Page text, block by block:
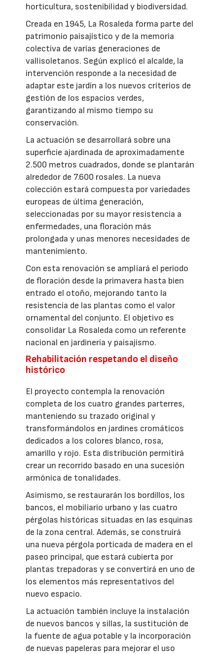
horticultura, sostenibilidad y biodiversidad.
Creada en 1945, La Rosaleda forma parte del
patrimonio paisajístico y de la memoria
colectiva de varias generaciones de
vallisoletanos. Según explicó el alcalde, la
intervención responde a la necesidad de
adaptar este jardín a los nuevos criterios de
gestión de los espacios verdes,
garantizando al mismo tiempo su
conservación.
La actuación se desarrollará sobre una
superficie ajardinada de aproximadamente
2.500 metros cuadrados, donde se plantarán
alrededor de 7.600 rosales. La nueva
colección estará compuesta por variedades
europeas de última generación,
seleccionadas por su mayor resistencia a
enfermedades, una floración más
prolongada y unas menores necesidades de
mantenimiento.
Con esta renovación se ampliará el periodo
de floración desde la primavera hasta bien
entrado el otoño, mejorando tanto la
resistencia de las plantas como el valor
ornamental del conjunto. El objetivo es
consolidar La Rosaleda como un referente
nacional en jardinería y paisajismo.
Rehabilitación respetando el diseño
histórico
El proyecto contempla la renovación
completa de los cuatro grandes parterres,
manteniendo su trazado original y
transformándolos en jardines cromáticos
dedicados a los colores blanco, rosa,
amarillo y rojo. Esta distribución permitirá
crear un recorrido basado en una sucesión
armónica de tonalidades.
Asimismo, se restaurarán los bordillos, los
bancos, el mobiliario urbano y las cuatro
pérgolas históricas situadas en las esquinas
de la zona central. Además, se construirá
una nueva pérgola porticada de madera en el
paseo principal, que estará cubierta por
plantas trepadoras y se convertirá en uno de
los elementos más representativos del
nuevo espacio.
La actuación también incluye la instalación
de nuevos bancos y sillas, la sustitución de
la fuente de agua potable y la incorporación
de nuevas papeleras para mejorar el uso